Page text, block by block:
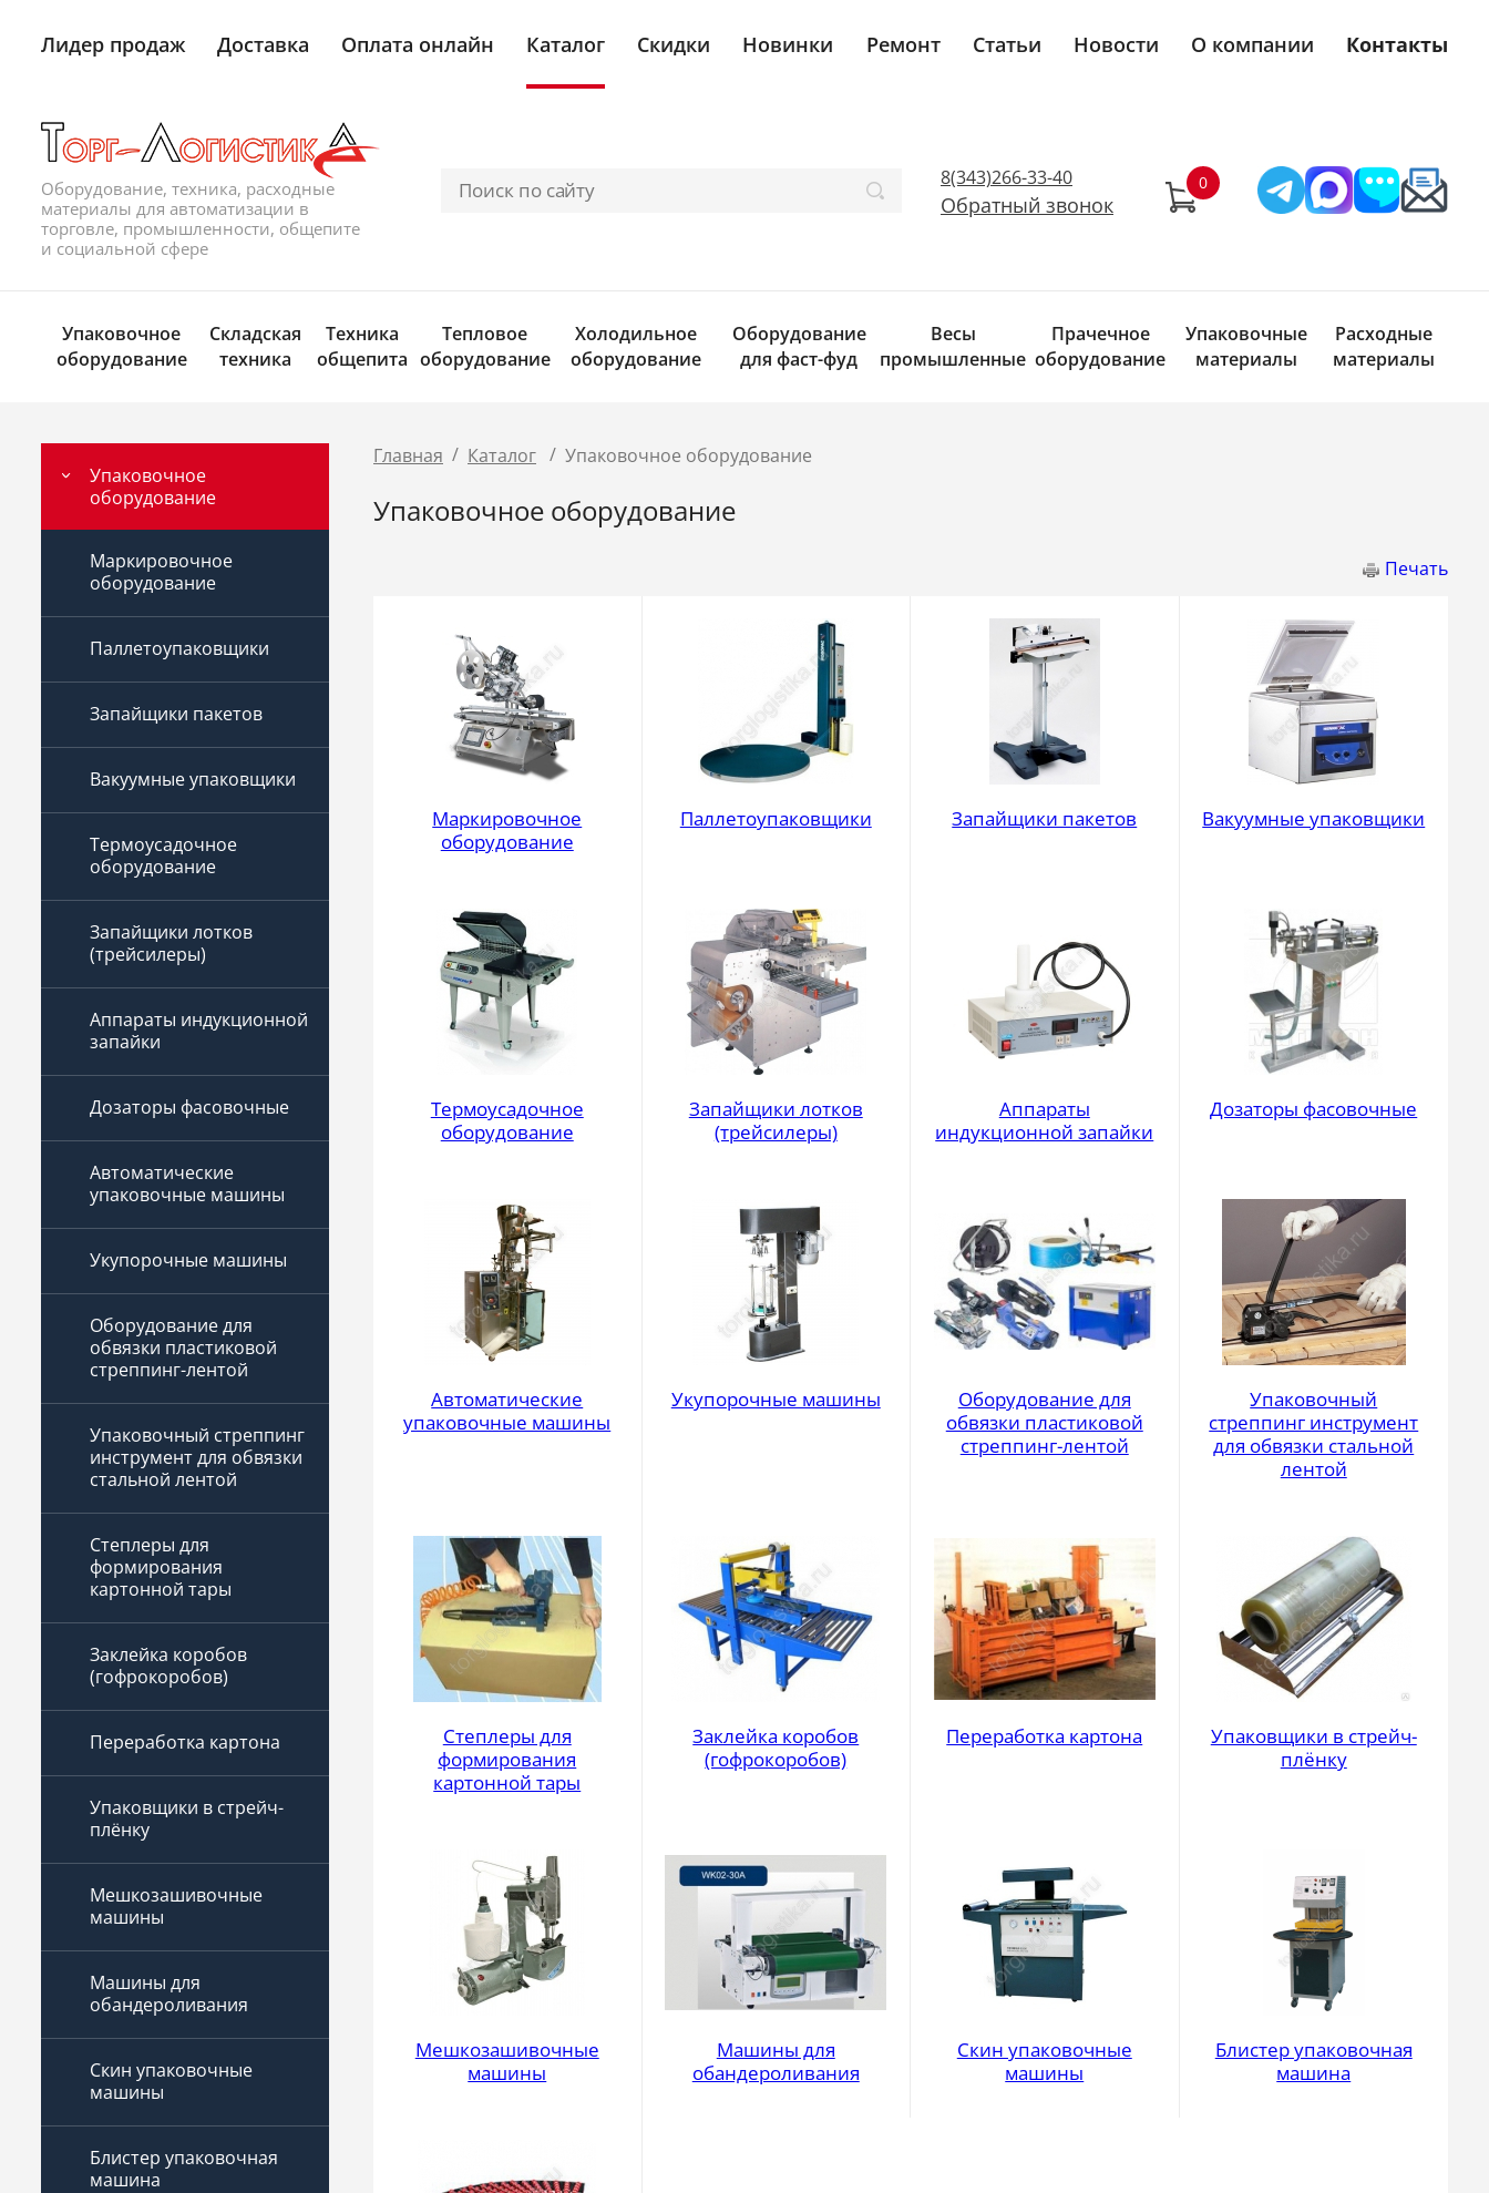
Лидер продаж Доставка Оплата онлайн Каталог Скидки Новинки Ремонт Статьи Новости О компании Контакты
Оборудование, техника, расходные
материалы для автоматизации в
торговле, промышленности, общепите
и социальной сфере
8(343)266-33-40
Обратный звонок
Упаковочное
оборудование
Складская
техника
Техника
общепита
Тепловое
оборудование
Холодильное
оборудование
Оборудование
для фаст-фуд
Весы
промышленные
Прачечное
оборудование
Упаковочные
материалы
Расходные
материалы
Упаковочное
оборудование
Маркировочное
оборудование
Паллетоупаковщики
Запайщики пакетов
Вакуумные упаковщики
Термоусадочное
оборудование
Запайщики лотков
(трейсилеры)
Аппараты индукционной
запайки
Дозаторы фасовочные
Автоматические
упаковочные машины
Укупорочные машины
Оборудование для
обвязки пластиковой
стреппинг-лентой
Упаковочный стреппинг
инструмент для обвязки
стальной лентой
Степлеры для
формирования
картонной тары
Заклейка коробов
(гофрокоробов)
Переработка картона
Упаковщики в стрейч-
плёнку
Мешкозашивочные
машины
Машины для
обандероливания
Скин упаковочные
машины
Блистер упаковочная
машина
Главная / Каталог / Упаковочное оборудование
Упаковочное оборудование
Печать
Маркировочное
оборудование
Паллетоупаковщики Запайщики пакетов Вакуумные упаковщики
Термоусадочное
оборудование
Запайщики лотков
(трейсилеры)
Аппараты
индукционной запайки
Дозаторы фасовочные
Автоматические
упаковочные машины
Укупорочные машины
Оборудование для
обвязки пластиковой
стреппинг-лентой
Упаковочный
стреппинг инструмент
для обвязки стальной
лентой
Степлеры для
формирования
картонной тары
Заклейка коробов
(гофрокоробов)
Переработка картона
Упаковщики в стрейч-
плёнку
Мешкозашивочные
машины
Машины для
обандероливания
Скин упаковочные
машины
Блистер упаковочная
машина